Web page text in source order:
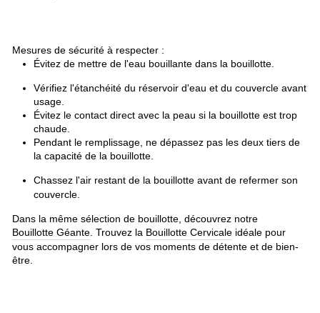
Mesures de sécurité à respecter :
Évitez de mettre de l'eau bouillante dans la bouillotte.
Vérifiez l'étanchéité du réservoir d'eau et du couvercle avant
usage.
Évitez le contact direct avec la peau si la bouillotte est trop
chaude.
Pendant le remplissage, ne dépassez pas les deux tiers de
la capacité de la bouillotte.
Chassez l'air restant de la bouillotte avant de refermer son
couvercle.
Dans la même sélection de bouillotte, découvrez notre
Bouillotte Géante. Trouvez la Bouillotte Cervicale idéale pour
vous accompagner lors de vos moments de détente et de bien-
être.